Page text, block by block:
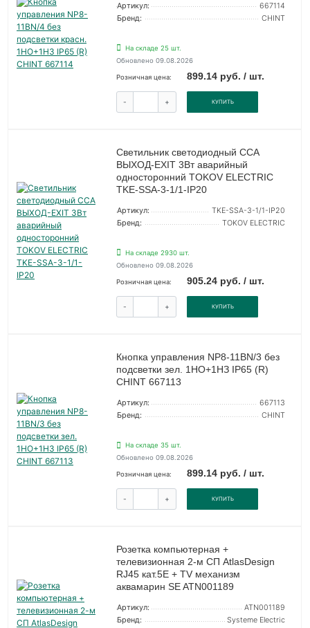
Артикул:
667114
Бренд:
CHINT
На складе 25 шт.
Обновлено 09.08.2026
Розничная цена: 899.14 руб. / шт.
- + КУПИТЬ
Светильник светодиодный ССА
ВЫХОД-EXIT 3Вт аварийный
односторонний TOKOV ELECTRIC
TKE-SSA-3-1/1-IP20
Артикул:
TKE-SSA-3-1/1-IP20
Бренд:
TOKOV ELECTRIC
На складе 2930 шт.
Обновлено 09.08.2026
Розничная цена: 905.24 руб. / шт.
- + КУПИТЬ
Кнопка управления NP8-11BN/3 без
подсветки зел. 1НО+1НЗ IP65 (R)
CHINT 667113
Артикул:
667113
Бренд:
CHINT
На складе 35 шт.
Обновлено 09.08.2026
Розничная цена: 899.14 руб. / шт.
- + КУПИТЬ
Розетка компьютерная +
телевизионная 2-м СП AtlasDesign
RJ45 кат.5E + TV механизм
аквамарин SE ATN001189
Артикул:
ATN001189
Бренд:
Systeme Electric